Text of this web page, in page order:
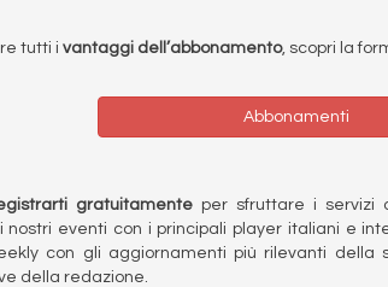
tutti i vantaggi dell’abbonamento, scopri la
Abbonamenti
gratuitamenteper sfruttare i servizi
nostri eventi con i principali player italiani e
con gli aggiornamenti più rilevanti della
della redazione.